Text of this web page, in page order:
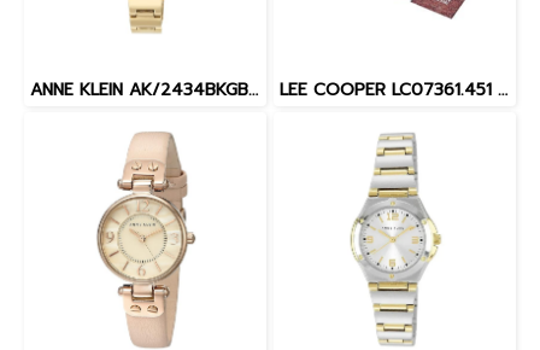
ANNE KLEIN AK/2434BKGB นาฬิกาข้อมือผู้หญิง LEE COOPER LC07361.451 MALE 45 MM. นาฬิกาข้อมือ นาฬิกาสำหรับผู้ชาย